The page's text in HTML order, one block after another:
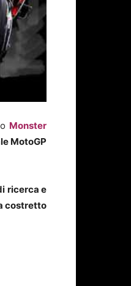
Monster
MotoGP
ricerca e
costretto